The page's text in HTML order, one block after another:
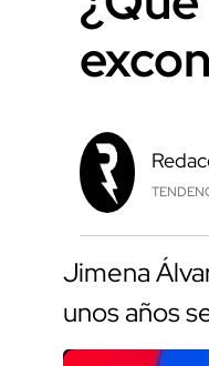
Jimena
unos años